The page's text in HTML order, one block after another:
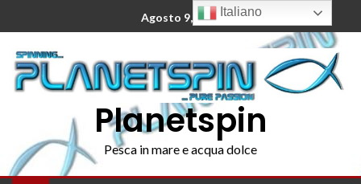
Agosto 9, 2026
Planetspin
Pesca in mare e acqua dolce
Italiano